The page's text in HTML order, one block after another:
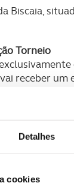
Detalhes
cookies
Biscaia,
Torneio
receber um
um
de
água de
teremos à